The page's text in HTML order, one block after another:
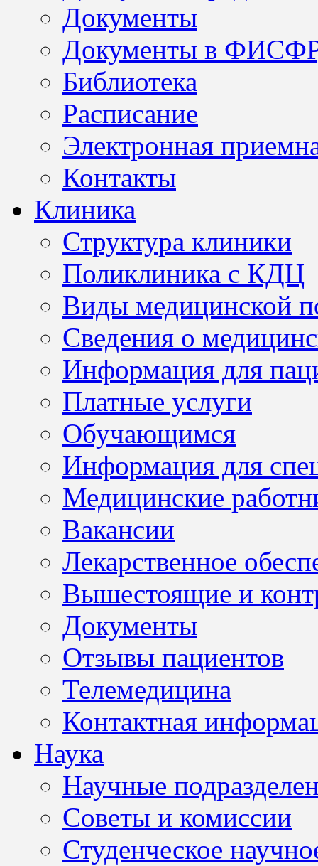
Документы
Документы в
Библиотека
Расписание
Электронная
Контакты
Клиника
Структура клиники
Поликлиника с КДЦ
Виды медицинской
Сведения о
Информация для
Платные услуги
Обучающимся
Информация для
Медицинские
Вакансии
Лекарственное
Вышестоящие и
Документы
Отзывы пациентов
Телемедицина
Контактная
Наука
Научные
Советы и комиссии
Студенческое